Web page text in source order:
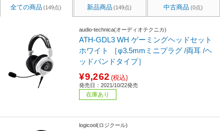
全ての商品 (149点) 新品商品 (149点) 中古商品 (0点)
audio-technica(オーディオテクニカ)
ATH-GDL3 WH ゲーミングヘッドセット
ホワイト ［φ3.5mmミニプラグ /両耳 /ヘ
ッドバンドタイプ］
¥9,262 (税込)
発売日：2021/10/22発売
在庫あり
logicool(ロジクール)